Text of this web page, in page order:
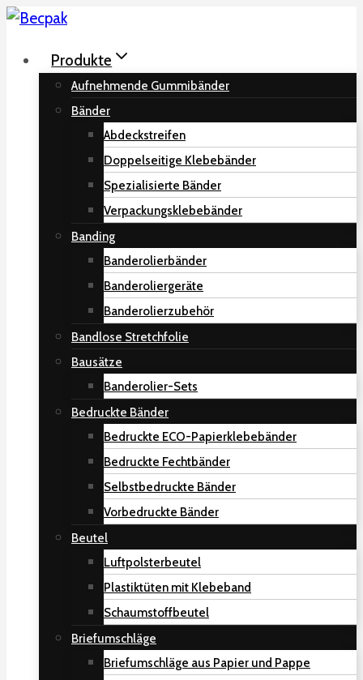
Zum
springenProdukte
Aufnehmende Gummibänder
Bänder
Abdeckstreifen
Doppelseitige Klebebänder
Spezialisierte Bänder
Verpackungsklebebänder
Banding
Banderolierbänder
Banderoliergeräte
Banderolierzubehör
Bandlose Stretchfolie
Bausätze
Banderolier-Sets
Bedruckte Bänder
Bedruckte ECO-Papierklebebänder
Bedruckte Fechtbänder
Selbstbedruckte Bänder
Vorbedruckte Bänder
Beutel
Luftpolsterbeutel
Plastiktüten mit Klebeband
Schaumstoffbeutel
Briefumschläge
Briefumschläge aus Papier und Pappe